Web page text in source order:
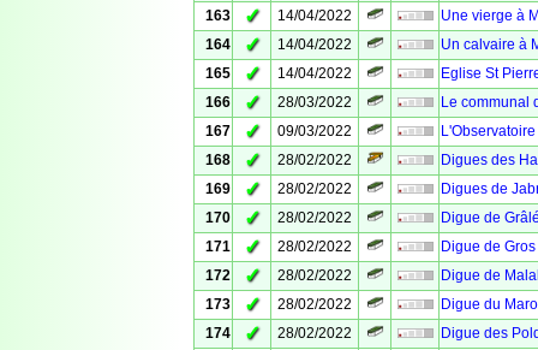
163
✓ 14/04/2022
Une vierge à
164
✓ 14/04/2022
Un calvaire à
165
✓ 14/04/2022
Eglise St
166
✓ 28/03/2022
Le communal
167
✓ 09/03/2022
168
✓ 28/02/2022
Digues des
169
✓ 28/02/2022
Digues de
170
✓ 28/02/2022
Digue de
171
✓ 28/02/2022
Digue de
172
✓ 28/02/2022
Digue de
173
✓ 28/02/2022
Digue du
174
✓ 28/02/2022
Digue des